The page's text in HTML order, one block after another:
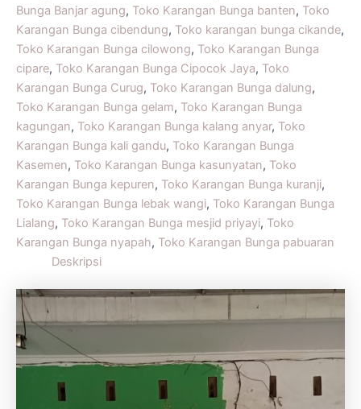
Bunga Banjar agung, Toko Karangan Bunga banten, Toko
Karangan Bunga cibendung, Toko karangan bunga cikande,
Toko Karangan Bunga cilowong, Toko Karangan Bunga
cipare, Toko Karangan Bunga Cipocok Jaya, Toko
Karangan Bunga Curug, Toko Karangan Bunga dalung,
Toko Karangan Bunga gelam, Toko Karangan Bunga
kagungan, Toko Karangan Bunga kalang anyar, Toko
Karangan Bunga kali gandu, Toko Karangan Bunga
Kasemen, Toko Karangan Bunga kasunyatan, Toko
Karangan Bunga kepuren, Toko Karangan Bunga kuranji,
Toko Karangan Bunga lebak wangi, Toko Karangan Bunga
Lialang, Toko Karangan Bunga mesjid priyayi, Toko
Karangan Bunga nyapah, Toko Karangan Bunga pabuaran
Deskripsi